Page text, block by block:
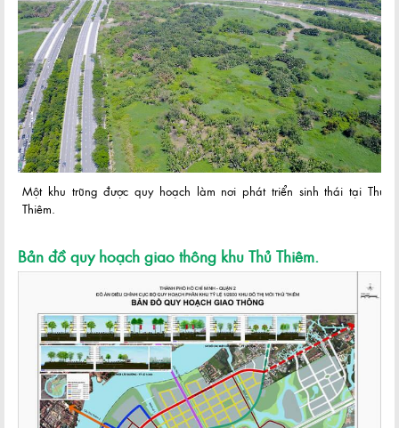
Một khu trũng được quy hoạch làm nơi phát triển sinh thái tại Thủ
Thiêm.
Bản đồ quy hoạch giao thông khu Thủ Thiêm.